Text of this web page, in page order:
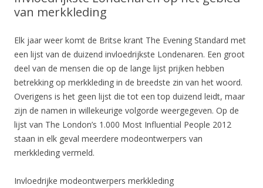
van merkkleding
Elk jaar weer komt de Britse krant The Evening Standard met
een lijst van de duizend invloedrijkste Londenaren. Een groot
deel van de mensen die op de lange lijst prijken hebben
betrekking op merkkleding in de breedste zin van het woord.
Overigens is het geen lijst die tot een top duizend leidt, maar
zijn de namen in willekeurige volgorde weergegeven. Op de
lijst van The London’s 1.000 Most Influential People 2012
staan in elk geval meerdere modeontwerpers van
merkkleding vermeld.
Invloedrijke modeontwerpers merkkleding